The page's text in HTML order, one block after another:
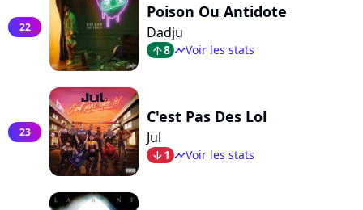
22
Poison Ou Antidote
Dadju
arrow_top8 timelineVoir les stats
23
C'est Pas Des Lol
Jul
arrow_bot1 timelineVoir les stats